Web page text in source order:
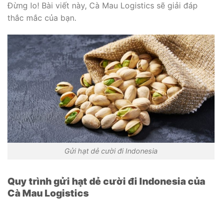
Đừng lo! Bài viết này, Cà Mau Logistics sẽ giải đáp
thắc mắc của bạn.
Gửi hạt dẻ cười đi Indonesia
Quy trình gửi hạt dẻ cười đi Indonesia của
Cà Mau Logistics